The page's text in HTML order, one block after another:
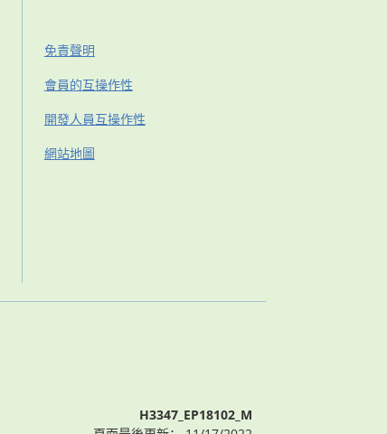
免責聲明
會員的互操作性
開發人員互操作性
網站地圖
H3347_EP18102_M